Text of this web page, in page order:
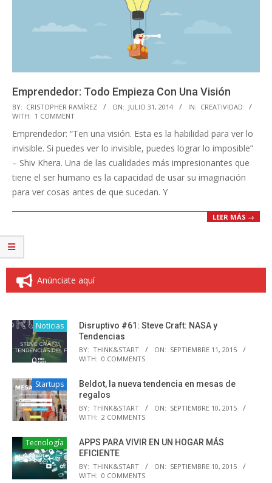
Emprendedor: Todo Empieza Con Una Visión
2014-
07-
31
BY: CRISTOPHER RAMÍREZ ON: JULIO 31, 2014 IN: CREATIVIDAD
WITH: 1 COMMENT
Emprendedor: “Ten una visión. Esta es la habilidad para ver lo
invisible. Si puedes ver lo invisible, puedes lograr lo imposible”
– Shiv Khera. Una de las cualidades más impresionantes que
tiene el ser humano es la capacidad de usar su imaginación
para ver cosas antes de que sucedan. Y
LEER MÁS →
Anúnciate aquí
Noticias
Disruptivo #61: Steve Craft: NASA y
Tendencias
BY: THINK&START ON: SEPTIEMBRE 11, 2015
WITH: 0 COMMENTS
Startups
Beldot, la nueva tendencia en mesas de
regalos
BY: THINK&START ON: SEPTIEMBRE 10, 2015
WITH: 2 COMMENTS
Tecnología
APPS PARA VIVIR EN UN HOGAR MÁS
EFICIENTE
BY: THINK&START ON: SEPTIEMBRE 10, 2015
WITH: 0 COMMENTS